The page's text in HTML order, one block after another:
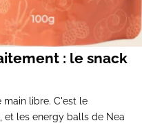
: le snack
main libre. C'est le
et les energy balls de Nea